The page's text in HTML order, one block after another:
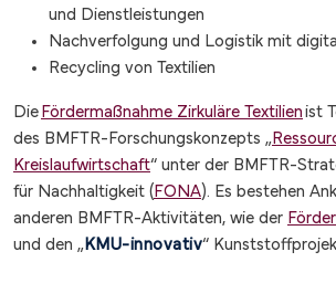
und Dienstleistungen
Nachverfolgung und Logistik mit
Recycling von Textilien
Die Fördermaßnahme Zirkuläre Textilienist
des BMFTR-Forschungskonzepts „
Kreislaufwirtschaft“ unter der BMFTR-
für Nachhaltigkeit ( FONA). Es bestehen
anderen BMFTR-Aktivitäten, wie der
und den „KMU-innovativ“